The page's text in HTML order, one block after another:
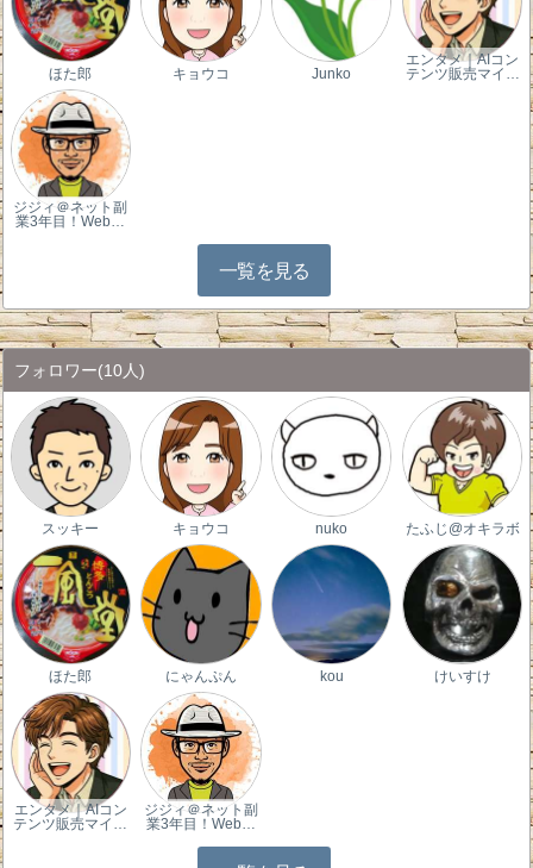
ほた郎 キョウコ Junko
エンタメ｜AIコン
テンツ販売マイ…
ジジィ＠ネット副
業3年目！Web…
一覧を見る
フォロワー(10人)
スッキー キョウコ nuko たふじ@オキラボ
ほた郎 にゃんぷん kou けいすけ
エンタメ｜AIコン
テンツ販売マイ…
ジジィ＠ネット副
業3年目！Web…